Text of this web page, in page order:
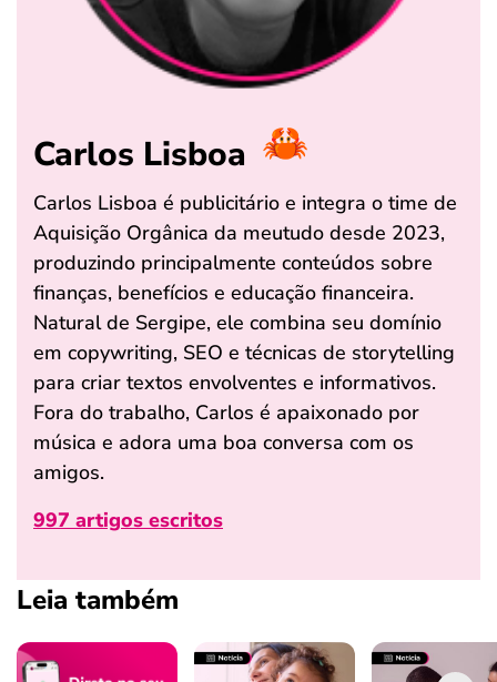
Carlos Lisboa
Carlos Lisboa é publicitário e integra o time de
Aquisição Orgânica da meutudo desde 2023,
produzindo principalmente conteúdos sobre
finanças, benefícios e educação financeira.
Natural de Sergipe, ele combina seu domínio
em copywriting, SEO e técnicas de storytelling
para criar textos envolventes e informativos.
Fora do trabalho, Carlos é apaixonado por
música e adora uma boa conversa com os
amigos.
997 artigos escritos
Leia também